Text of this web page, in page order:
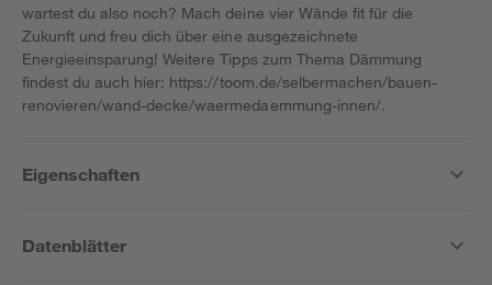
wartest du also noch? Mach deine vier Wände fit für die
Zukunft und freu dich über eine ausgezeichnete
Energieeinsparung! Weitere Tipps zum Thema Dämmung
findest du auch hier: https://toom.de/selbermachen/bauen-
renovieren/wand-decke/waermedaemmung-innen/.
Eigenschaften
Datenblätter